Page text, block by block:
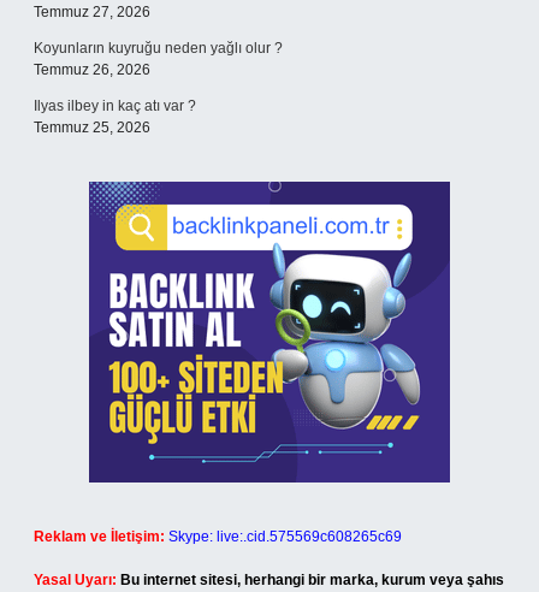
Temmuz 27, 2026
Koyunların kuyruğu neden yağlı olur ?
Temmuz 26, 2026
Ilyas ilbey in kaç atı var ?
Temmuz 25, 2026
Reklam ve İletişim: Skype: live:.cid.575569c608265c69
Yasal Uyarı: Bu internet sitesi, herhangi bir marka, kurum veya şahıs